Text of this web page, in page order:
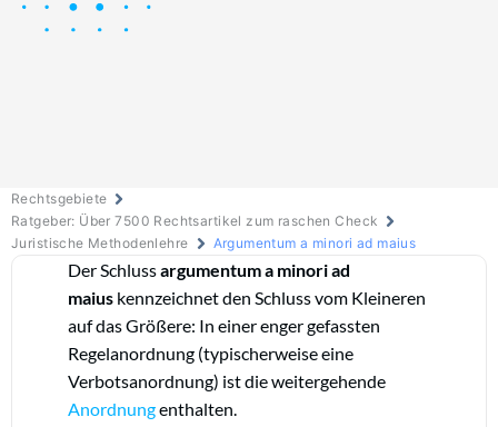
Rechtsgebiete
Ratgeber: Über 7500 Rechtsartikel zum raschen Check
Juristische Methodenlehre
Argumentum a minori ad maius
Der Schlussargumentum a minori ad
maius kennzeichnet den Schluss vom Kleineren
auf das Größere: In einer enger gefassten
Regelanordnung (typischerweise eine
Verbotsanordnung) ist die weitergehende
Anordnungenthalten.